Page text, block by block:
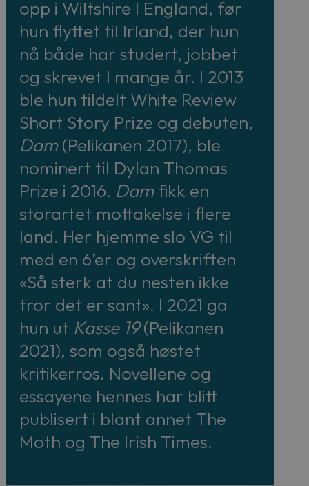
opp i Wiltshire I England, før
hun flyttet til Irland, der hun
nå både har studert, jobbet
og skrevet I mange år. I 2013
ble hun tildelt White Review
Short Story Prize og debuten,
Dam (Pelikanen 2017), ble
nominert til Dylan Thomas
Prize i 2016. Dam fikk en
storartet mottakelse i flere
land. Her hjemme slo VG til
med en 6’er og overskriften
«Så sterk at du nesten ikke
tror det er sant». I 2021 ga
hun ut Kasse 19(Pelikanen
2021), som også høstet
kritikerros. Novellene og
essayene hennes har blitt
publisert i blant annet The
Moth og The Irish Times.